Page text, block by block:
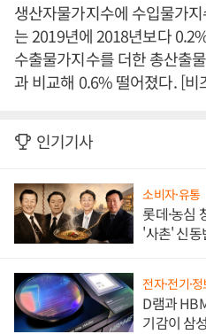
생산자물가지수에 수입물가
는 2019년에 2018년보다
수출물가지수를 더한 총산출
과 비교해 0.6% 떨어졌다. [
인기기사
소비자·유통
롯데·농심
'사촌' 신동
전자·전기·
D램과
기감이 삼